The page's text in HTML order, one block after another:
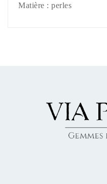
Matière : perles